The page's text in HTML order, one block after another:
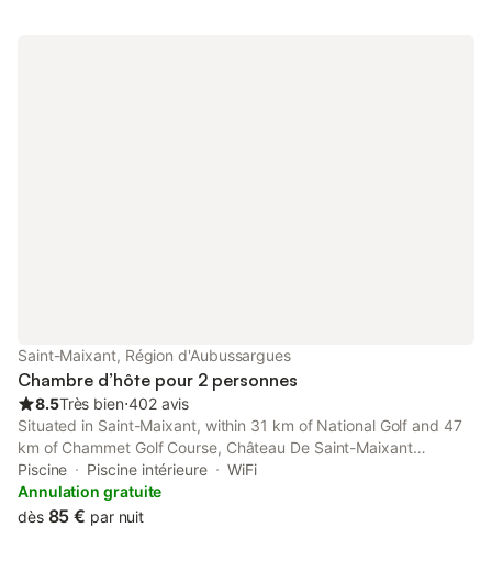
Saint-Maixant, Région d'Aubussargues
Chambre d’hôte pour 2 personnes
8.5Très bien⋅402 avis
Situated in Saint-Maixant, within 31 km of National Golf and 47
km of Chammet Golf Course, Château De Saint-Maixant
features accommodation with an indoor pool and free WiFi as
well as free private parking for guests who drive.
Piscine Piscine intérieure
WiFi
Annulation gratuite
dès 85 € par nuit